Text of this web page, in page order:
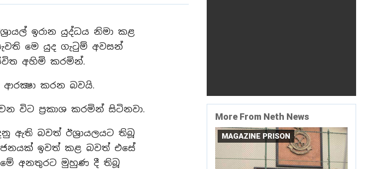
ඉරාන යුද්ධය නිමා කළ
මෙ යුද ගැටුම් අවසන්
අහිමි කරමින්.
ආරක්‍ෂා කරන බවයි.
විට ප්‍රකාශ කරමින් සිටිනවා.
ඇති බවත් ඊශ්‍රායලයට තිබූ
ඉවත් කළ බවත් එසේ
අනතුරට මුහුණ දී තිබූ
More From Neth News
MAGAZINE PRISON